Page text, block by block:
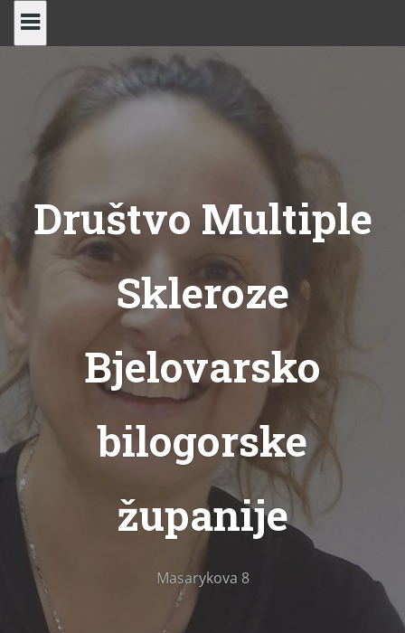
Skip
Društvo Multiple
Skleroze
Bjelovarsko
bilogorske
županije
Masarykova 8